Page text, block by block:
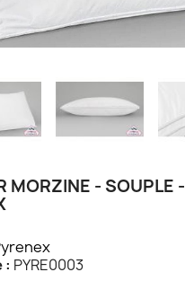
MORZINE - SOUPLE -
: PYRE0003